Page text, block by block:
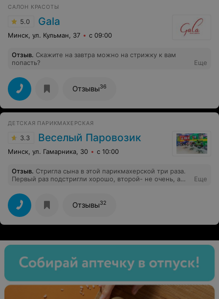
САЛОН КРАСОТЫ
5.0 Gala
Минск, ул. Кульман, 37 с 09:00
Отзыв. Скажите на завтра можно на стрижку к вам
попасть?
Еще
Отзывы36
ДЕТСКАЯ ПАРИКМАХЕРСКАЯ
3.3 Веселый Паровозик
Минск, ул. Гамарника, 30 с 10:00
Отзыв. Стригла сына в этой парикмахерской три раза.
Первый раз подстригли хорошо, второй- не очень, а
очень хорошие, густые! Мастер там- Анна. Показала
фото, как стричь, в итоге оболванила филировочными
ножницами так, что ребенок без кепки на улицу не
выходит, кажется если бы просто подстригли
машинкой, выглядело бы лучше! Стрижка стоила 16
придем!
Еще
Отзывы32